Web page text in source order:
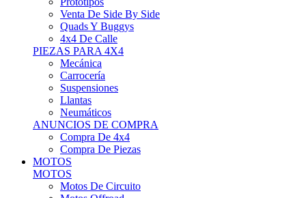
Venta De Side By Side
Quads Y Buggys
4x4 De Calle
PIEZAS PARA 4X4
Mecánica
Carrocería
Suspensiones
Llantas
Neumáticos
ANUNCIOS DE COMPRA
Compra De 4x4
Compra De Piezas
MOTOS
MOTOS
Motos De Circuito